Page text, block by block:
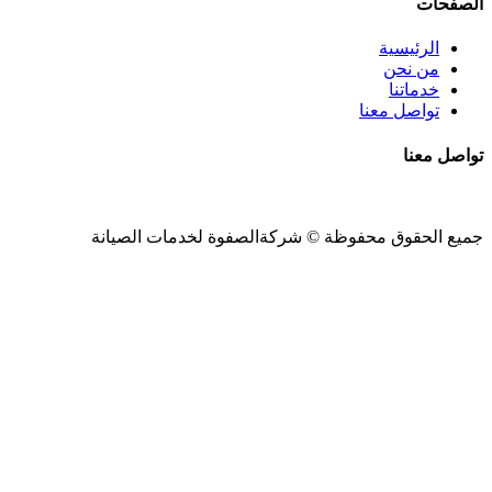
الصفحات
الرئيسية
من نحن
خدماتنا
تواصل معنا
تواصل معنا
جميع الحقوق محفوظة © شركةالصفوة لخدمات الصيانة